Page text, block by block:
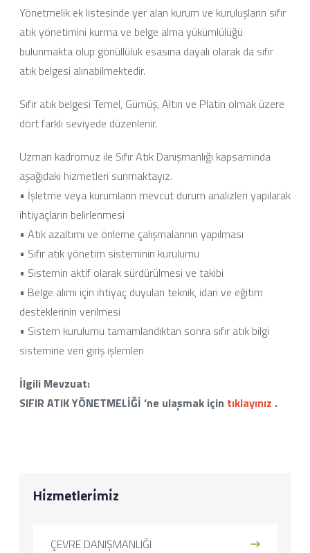
Yönetmelik ek listesinde yer alan kurum ve kuruluşların sıfır
atık yönetimini kurma ve belge alma yükümlülüğü
bulunmakta olup gönüllülük esasına dayalı olarak da sıfır
atık belgesi alınabilmektedir.
Sıfır atık belgesi Temel, Gümüş, Altın ve Platin olmak üzere
dört farklı seviyede düzenlenir.
Uzman kadromuz ile Sıfır Atık Danışmanlığı kapsamında
aşağıdaki hizmetleri sunmaktayız.
• İşletme veya kurumların mevcut durum analizleri yapılarak
ihtiyaçların belirlenmesi
• Atık azaltımı ve önleme çalışmalarının yapılması
• Sıfır atık yönetim sisteminin kurulumu
• Sistemin aktif olarak sürdürülmesi ve takibi
• Belge alımı için ihtiyaç duyulan teknik, idari ve eğitim
desteklerinin verilmesi
• Sistem kurulumu tamamlandıktan sonra sıfır atık bilgi
sistemine veri giriş işlemleri
İlgili Mevzuat:
SIFIR ATIK YÖNETMELİĞİ ‘ne ulaşmak için tıklayınız .
Hi̇zmetleri̇mi̇z
ÇEVRE DANIŞMANLIĞI